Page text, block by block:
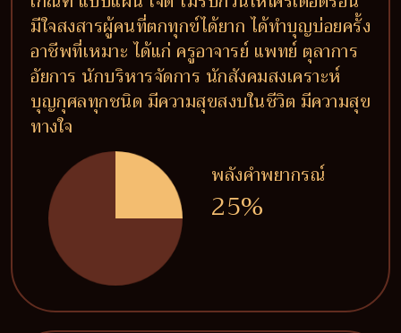
มีใจสงสารผู้คนที่ตกทุกข์ได้ยาก ได้ทำบุญบ่อยครั้ง
อาชีพที่เหมาะ ได้แก่ ครูอาจารย์ แพทย์ ตุลาการ
อัยการ นักบริหารจัดการ นักสังคมสงเคราะห์
บุญกุศลทุกชนิด มีความสุขสงบในชีวิต มีความสุข
ทางใจ
พลังคำพยากรณ์
25%